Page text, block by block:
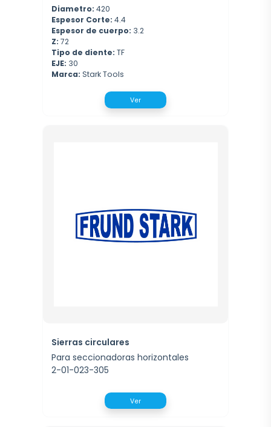
Diametro: 420
Espesor Corte: 4.4
Espesor de cuerpo: 3.2
Z: 72
Tipo de diente: TF
EJE: 30
Marca: Stark Tools
Ver
Sierras circulares
Para seccionadoras horizontales
2-01-023-305
Ver